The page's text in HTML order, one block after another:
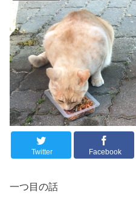
Twitter Facebook
一つ目の話